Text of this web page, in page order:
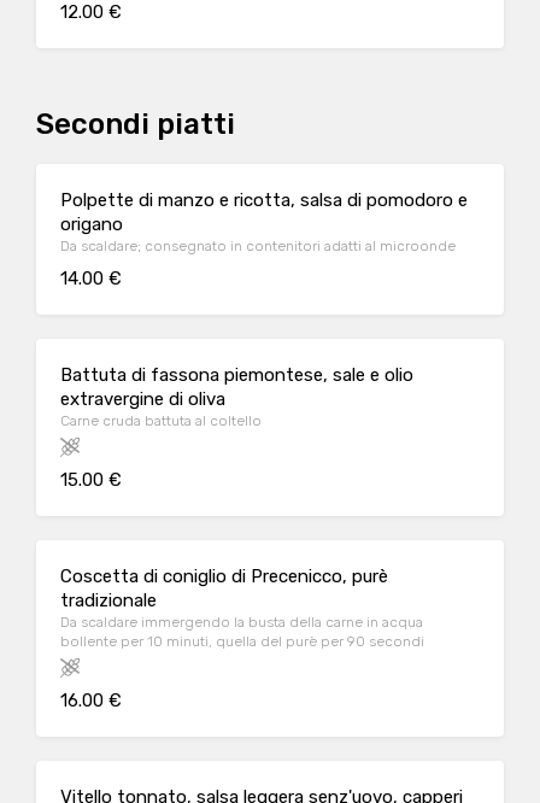
12.00 €
Secondi piatti
Polpette di manzo e ricotta, salsa di pomodoro e
origano
Da scaldare; consegnato in contenitori adatti al microonde
14.00 €
Battuta di fassona piemontese, sale e olio
extravergine di oliva
Carne cruda battuta al coltello
15.00 €
Coscetta di coniglio di Precenicco, purè
tradizionale
Da scaldare immergendo la busta della carne in acqua
bollente per 10 minuti, quella del purè per 90 secondi
16.00 €
Vitello tonnato, salsa leggera senz'uovo, capperi